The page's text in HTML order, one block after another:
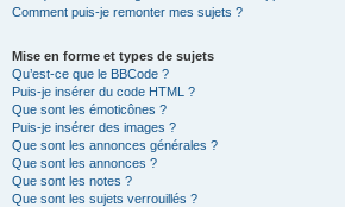
Comment puis-je remonter mes sujets ?
Mise en forme et types de sujets
Qu’est-ce que le BBCode ?
Puis-je insérer du code HTML ?
Que sont les émoticônes ?
Puis-je insérer des images ?
Que sont les annonces générales ?
Que sont les annonces ?
Que sont les notes ?
Que sont les sujets verrouillés ?